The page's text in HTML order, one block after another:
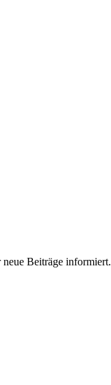
Beiträge informiert.